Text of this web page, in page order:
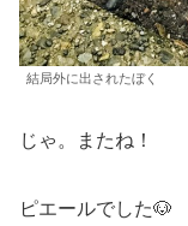
結局外に出されたぼく
じゃ。またね！
ピエールでした🐶